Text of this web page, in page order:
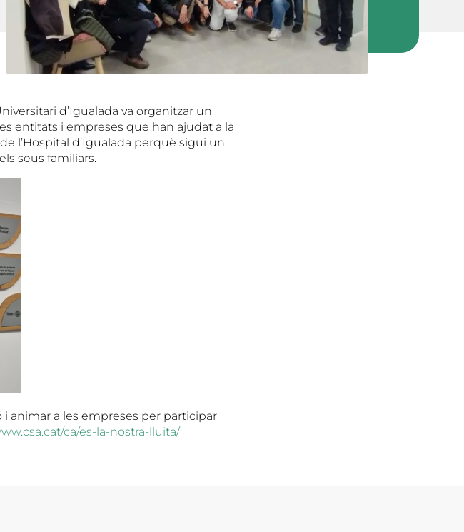
d’Igualada va organitzar un
entitats i empreses que han ajudat a la
l’Hospital d’Igualada perquè sigui un
seus familiars.
i animar a les empreses per participar
ca/es-la-nostra-lluita/